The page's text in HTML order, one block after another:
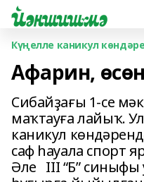
Күңелле каникул көндәре
Афарин,
Сибайҙағы 1-се
маҡтауға лайыҡ.
каникул
саф һауала спорт
Әле III “Б” синыфы